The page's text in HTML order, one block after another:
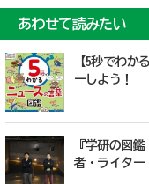
あわせて読みたい
【5秒でわか
ーしよう！
『学研の図
者・ライター